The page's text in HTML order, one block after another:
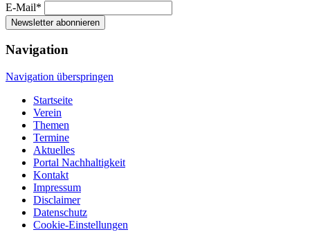
E-Mail*
Newsletter abonnieren
Navigation
Navigation überspringen
Startseite
Verein
Themen
Termine
Aktuelles
Portal Nachhaltigkeit
Kontakt
Impressum
Disclaimer
Datenschutz
Cookie-Einstellungen